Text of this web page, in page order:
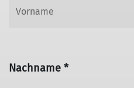
Nachname *